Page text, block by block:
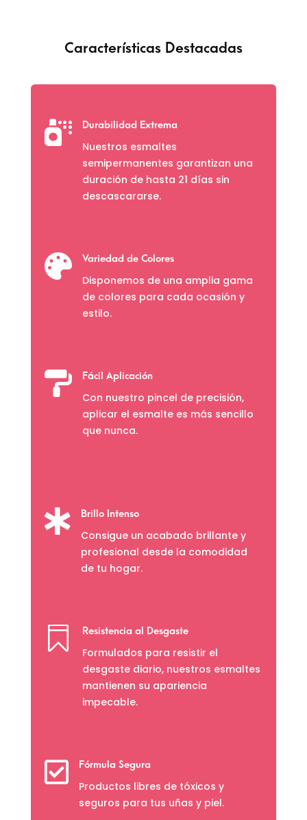
Características Destacadas
 Durabilidad Extrema
Nuestros esmaltes
semipermanentes garantizan una
duración de hasta 21 días sin
descascararse.
 Variedad de Colores
Disponemos de una amplia gama
de colores para cada ocasión y
estilo.
 Fácil Aplicación
Con nuestro pincel de precisión,
aplicar el esmalte es más sencillo
que nunca.
 Brillo Intenso
Consigue un acabado brillante y
profesional desde la comodidad
de tu hogar.
 Resistencia al Desgaste
Formulados para resistir el
desgaste diario, nuestros esmaltes
mantienen su apariencia
impecable.
 Fórmula Segura
Productos libres de tóxicos y
seguros para tus uñas y piel.